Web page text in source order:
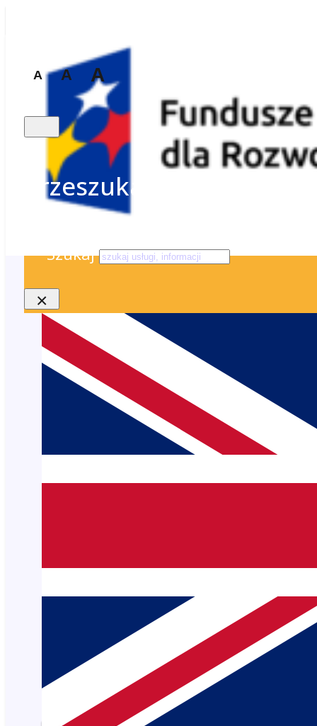
A A A
Przeszukaj stronę
Szukaj
×